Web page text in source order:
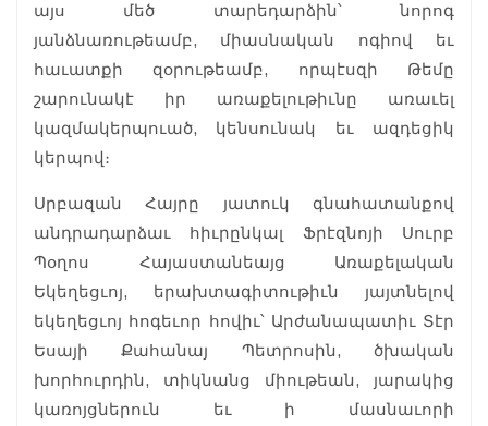
այս մեծ տարեդարձին՝ նորոգ
յանձնառութեամբ, միասնական ոգիով եւ
հաւատքի զօրութեամբ, որպէսզի Թեմը
շարունակէ իր առաքելութիւնը առաւել
կազմակերպուած, կենսունակ եւ ազդեցիկ
կերպով։
Սրբազան Հայրը յատուկ գնահատանքով
անդրադարձաւ հիւրընկալ Ֆրէզնոյի Սուրբ
Պօղոս Հայաստանեայց Առաքելական
Եկեղեցւոյ, երախտագիտութիւն յայտնելով
եկեղեցւոյ հոգեւոր հովիւ՝ Արժանապատիւ Տէր
Եսայի Քահանայ Պետրոսին, ծխական
խորհուրդին, տիկնանց միութեան, յարակից
կառոյցներուն եւ ի մասնաւորի